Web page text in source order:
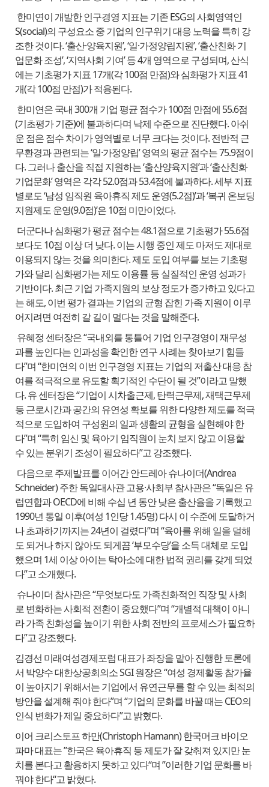
한미연이 개발한 인구경영 지표는 기존 ESG의 사회영역인
S(social)의 구성요소 중 기업의 인구위기 대응 노력을 특히 강
조한 것이다. ‘출산·양육지원’, ‘일·가정양립지원’, ‘출산친화 기
업문화 조성’, ‘지역사회 기여’ 등 4개 영역으로 구성되며, 산식
에는 기초평가 지표 17개(각 100점 만점)와 심화평가 지표 41
개(각 100점 만점)가 적용된다.
한미연은 국내 300개 기업 평균 점수가 100점 만점에 55.6점
(기초평가 기준)에 불과하다며 낙제 수준으로 진단했다. 아쉬
운 점은 점수 차이가 영역별로 너무 크다는 것이다. 전반적 근
무환경과 관련되는 ‘일·가정양립’ 영역의 평균 점수는 75.9점이
다. 그러나 출산을 직접 지원하는 ‘출산양육지원’과 ‘출산친화
기업문화’ 영역은 각각 52.0점과 53.4점에 불과하다. 세부 지표
별로도 ‘남성 임직원 육아휴직 제도 운영(5.2점)’과 ‘복귀 온보딩
지원제도 운영(9.0점)’은 10점 미만이었다.
더군다나 심화평가 평균 점수는 48.1점으로 기초평가 55.6점
보다도 10점 이상 더 낮다. 이는 시행 중인 제도 마저도 제대로
이용되지 않는 것을 의미한다. 제도 도입 여부를 보는 기초평
가와 달리 심화평가는 제도 이용률 등 실질적인 운영 성과가
기반이다. 최근 기업 가족지원의 보상 정도가 증가하고 있다고
는 해도, 이번 평가 결과는 기업의 균형 잡힌 가족 지원이 이루
어지려면 여전히 갈 길이 멀다는 것을 말해준다.
유혜정 센터장은 “국내외를 통틀어 기업 인구경영이 재무성
과를 높인다는 인과성을 확인한 연구 사례는 찾아보기 힘들
다”며 “한미연의 이번 인구경영 지표는 기업의 저출산 대응 참
여를 적극적으로 유도할 획기적인 수단이 될 것”이라고 말했
다. 유 센터장은 “기업이 시차출근제, 탄력근무제, 재택근무제
등 근로시간과 공간의 유연성 확보를 위한 다양한 제도를 적극
적으로 도입하여 구성원의 일과 생활의 균형을 실현해야 한
다”며 “특히 임신 및 육아기 임직원이 눈치 보지 않고 이용할
수 있는 분위기 조성이 필요하다”고 강조했다.
다음으로 주제발표를 이어간 안드레아 슈나이더(Andrea
Schneider) 주한 독일대사관 고용·사회부 참사관은 “독일은 유
럽연합과 OECD에 비해 수십 년 동안 낮은 출산율을 기록했고
1990년 통일 이후(여성 1인당 1.45명) 다시 이 수준에 도달하거
나 초과하기까지는 24년이 걸렸다”며 “육아를 위해 일을 덜해
도 되거나 하지 않아도 되게끔 ‘부모수당’을 소득 대체로 도입
했으며 1세 이상 아이는 탁아소에 대한 법적 권리를 갖게 되었
다”고 소개했다.
슈나이더 참사관은 “무엇보다도 가족친화적인 직장 및 사회
로 변화하는 사회적 전환이 중요했다”며 “개별적 대책이 아니
라 가족 친화성을 높이기 위한 사회 전반의 프로세스가 필요하
다”고 강조했다.
김경선 미래여성경제포럼 대표가 좌장을 맡아 진행한 토론에
서 박양수 대한상공회의소 SGI 원장은 “여성 경제활동 참가율
이 높아지기 위해서는 기업에서 유연근무를 할 수 있는 최적의
방안을 설계해 줘야 한다”며 “기업의 문화를 바꿀 때는 CEO의
인식 변화가 제일 중요하다”고 밝혔다.
이어 크리스토프 하만(Christoph Hamann) 한국머크 바이오
파마 대표는 ”한국은 육아휴직 등 제도가 잘 갖춰져 있지만 눈
치를 본다고 활용하지 못하고 있다“며 ”이러한 기업 문화를 바
꿔야 한다“고 밝혔다.